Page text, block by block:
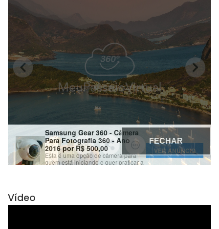
Vídeo